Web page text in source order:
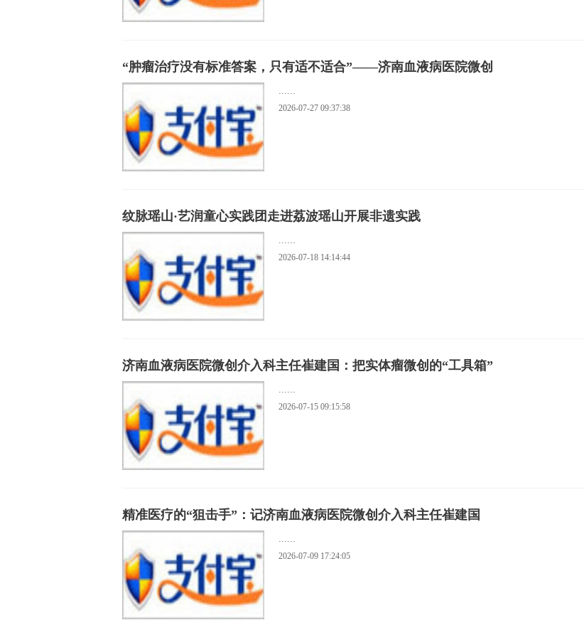
“肿瘤治疗没有标准答案，只有适不适合”——济南血液病医院微创
......
2026-07-27 09:37:38
纹脉瑶山·艺润童心实践团走进荔波瑶山开展非遗实践
......
2026-07-18 14:14:44
济南血液病医院微创介入科主任崔建国：把实体瘤微创的“工具箱”
......
2026-07-15 09:15:58
精准医疗的“狙击手”：记济南血液病医院微创介入科主任崔建国
......
2026-07-09 17:24:05